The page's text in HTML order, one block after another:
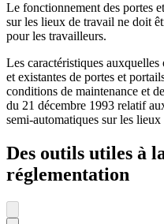
Le fonctionnement des portes
sur les lieux de travail ne doit
pour les travailleurs.
Les caractéristiques
et existantes de portes et
conditions de maintenance et
du 21 décembre 1993 relatif
semi-automatiques sur les
Des outils utiles à
réglementation